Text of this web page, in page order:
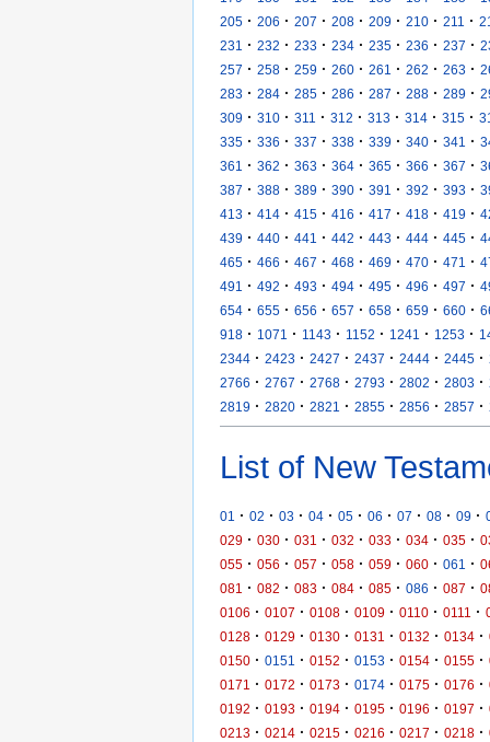
205 · 206 · 207 · 208 · 209 · 210 · 211 ·
231
· 232 · 233 · 234 · 235 · 236 · 237 ·
257 · 258 · 259 · 260 · 261 · 262 · 263 ·
283 · 284 · 285 · 286 · 287 · 288 · 289 ·
309 · 310 · 311 · 312 · 313 · 314 · 315 ·
335 · 336 · 337 · 338 · 339 · 340 · 341 ·
361
· 362 · 363 · 364 · 365 · 366 · 367 ·
387 · 388 · 389 · 390 · 391 · 392 · 393 ·
413 · 414 · 415 · 416 · 417 · 418 · 419 ·
439 · 440 · 441 · 442 · 443 · 444 · 445 ·
465 · 466 · 467 · 468 · 469 · 470 · 471 ·
491
· 492 · 493 · 494 · 495 · 496 · 497 ·
654 · 655 · 656 · 657 · 658 · 659 · 660 ·
918 · 1071 · 1143 · 1152 · 1241 · 1253 ·
2344 · 2423 · 2427 · 2437 · 2444 · 2445 ·
2766 · 2767 · 2768 · 2793 · 2802 · 2803 ·
2819 · 2820 · 2821 · 2855 · 2856 · 2857 ·
List of New
01 · 02 · 03 · 04 · 05 · 06 · 07 · 08 · 09 ·
029 · 030 · 031 · 032 · 033 · 034 · 035 ·
055 · 056 · 057 · 058 · 059 · 060 · 061 ·
081
· 082 · 083 · 084 · 085 · 086 · 087 ·
0106 · 0107 · 0108 · 0109 · 0110 · 0111 ·
0128 · 0129 · 0130 · 0131 · 0132 · 0134 ·
0150 · 0151 · 0152 · 0153 · 0154 · 0155 ·
0171
· 0172 · 0173 · 0174 · 0175 · 0176 ·
0192 · 0193 · 0194 · 0195 · 0196 · 0197 ·
0213 · 0214 · 0215 · 0216 · 0217 · 0218 ·